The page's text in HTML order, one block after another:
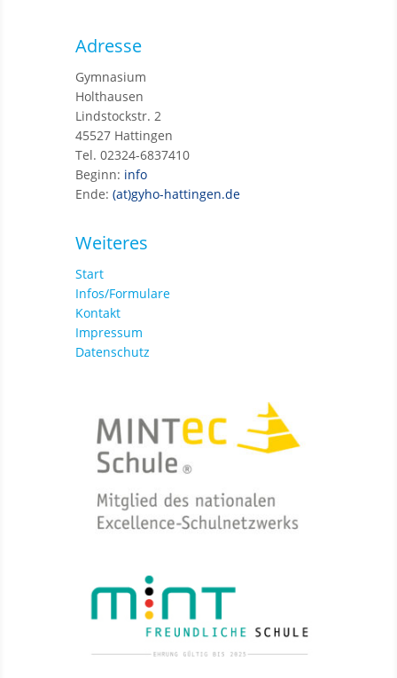
Adresse
Gymnasium
Holthausen
Lindstockstr. 2
45527 Hattingen
Tel. 02324-6837410
Beginn: info
Ende: (at)gyho-hattingen.de
Weiteres
Start
Infos/Formulare
Kontakt
Impressum
Datenschutz